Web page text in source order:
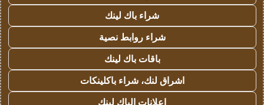
شراء باك لينك
شراء روابط نصية
باقات باك لينك
اشراق لنك، شراء باكلينكات
اعلانات الباك لينك